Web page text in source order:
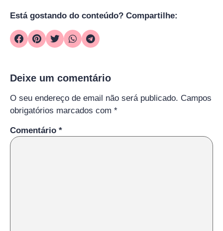
Está gostando do conteúdo? Compartilhe:
Deixe um comentário
O seu endereço de email não será publicado. Campos
obrigatórios marcados com *
Comentário *